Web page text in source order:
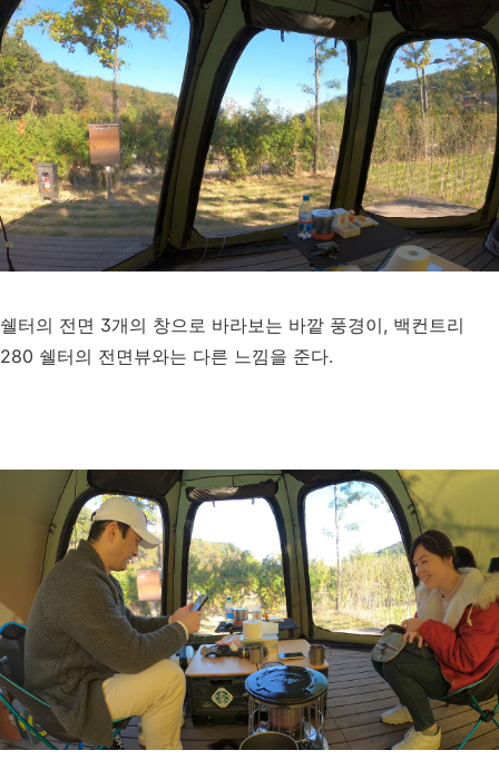
쉘터의 전면 3개의 창으로 바라보는 바깥 풍경이, 백컨트리
280 쉘터의 전면뷰와는 다른 느낌을 준다.